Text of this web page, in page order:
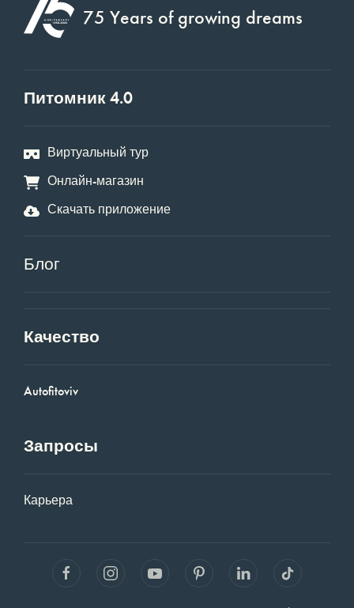
75 Years of growing dreams
Питомник 4.0
Виртуальный тур
Онлайн-магазин
Скачать приложение
Блог
Качество
Autofitoviv
Запросы
Карьера